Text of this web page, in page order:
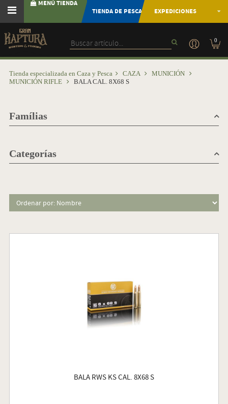
MENÚ TIENDA
TIENDA DE PESCA
EXPEDICIONES
0
Tienda especializada en Caza y Pesca CAZA
MUNICIÓN
MUNICIÓN RIFLE
BALA CAL. 8X68 S
Famílias
Categorías
BALA RWS KS CAL. 8X68 S